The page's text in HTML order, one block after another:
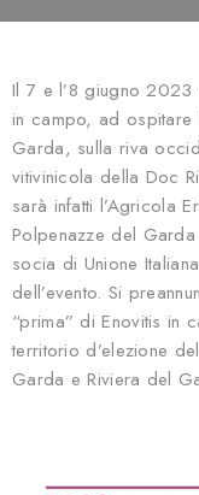
Il 7 e l’8 giugno 2023
in campo, ad ospitare
Garda, sulla riva
vitivinicola della Doc
sarà infatti l’Agricola
Polpenazze del Garda
socia di Unione
dell’evento. Si
“prima” di Enovitis in
territorio d’elezione
Garda e Riviera del